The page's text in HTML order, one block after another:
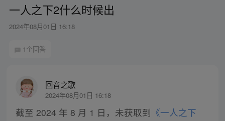
一人之下2什么时候出
2024年08月01日 16:18
1个回答
回音之歌
2024年08月01日 16:18
截至 2024 年 8 月 1 日，未获取到 《一人之下